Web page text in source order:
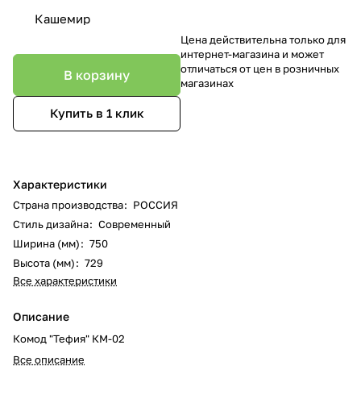
Кашемир
В корзину
Купить в 1 клик
Характеристики
Страна производства: РОССИЯ
Стиль дизайна: Современный
Ширина (мм): 750
Высота (мм): 729
Все характеристики
Описание
Комод "Тефия" КМ-02
Все описание
Цена действительна только для
интернет-магазина и может
отличаться от цен в розничных
магазинах